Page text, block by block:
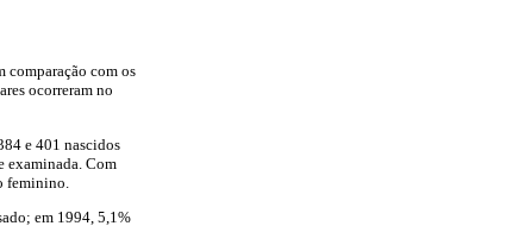
comparação com os
ocorreram no
e 401 nascidos
examinada. Com
feminino.
em 1994, 5,1%